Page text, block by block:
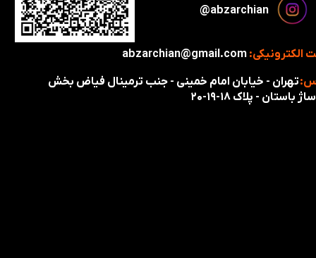
تهران - خیابان امام خمینی - جنب ترمینال فیاض بخش
باستان - پلاک ۱۸-۱۹-۲۰
الکترونیکی: abzarchian@gmail.com
​​​abzarchian@